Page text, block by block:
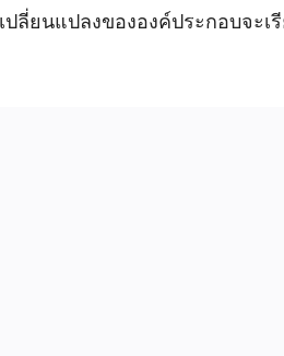
ลี่ยนแปลงขององค์ประกอบจะเ